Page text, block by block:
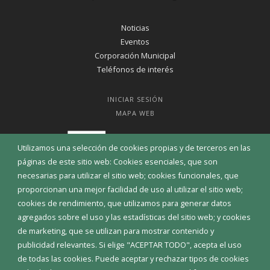
Utilizamos una selección de cookies propias y de terceros en las
páginas de este sitio web: Cookies esenciales, que son
necesarias para utilizar el sitio web; cookies funcionales, que
proporcionan una mejor facilidad de uso al utilizar el sitio web;
cookies de rendimiento, que utilizamos para generar datos
agregados sobre el uso y las estadísticas del sitio web; y cookies
de marketing, que se utilizan para mostrar contenido y
publicidad relevantes. Si elige "ACEPTAR TODO", acepta el uso
de todas las cookies. Puede aceptar y rechazar tipos de cookies
Noticias
Eventos
Corporación Municipal
Teléfonos de interés
INICIAR SESIÓN
MAPA WEB